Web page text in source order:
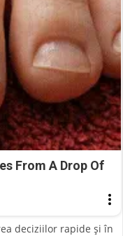
From A Drop Of
deciziilor rapide și în